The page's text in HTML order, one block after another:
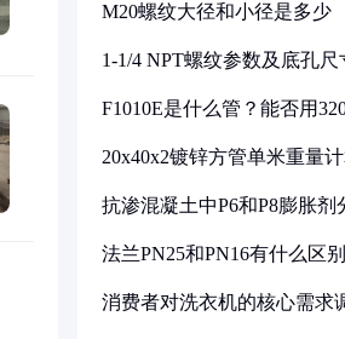
M20螺纹大径和小径是多少
1-1/4 NPT螺纹参数及底孔尺
F1010E是什么管？能否用
20x40x2镀锌方管单米重量
抗渗混凝土中P6和P8膨胀剂
法兰PN25和PN16有什么区别
消费者对洗衣机的核心需求